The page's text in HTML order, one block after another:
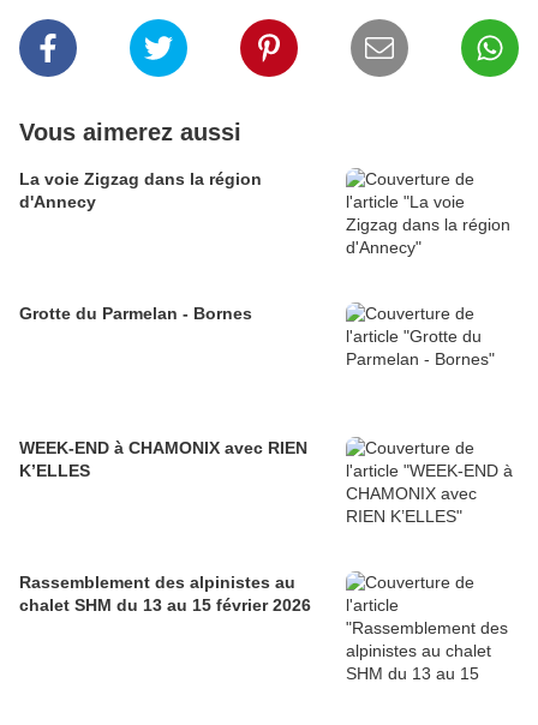
Vous aimerez aussi
La voie Zigzag dans la région
d'Annecy
Grotte du Parmelan - Bornes
WEEK-END à CHAMONIX avec RIEN
K’ELLES
Rassemblement des alpinistes au
chalet SHM du 13 au 15 février 2026